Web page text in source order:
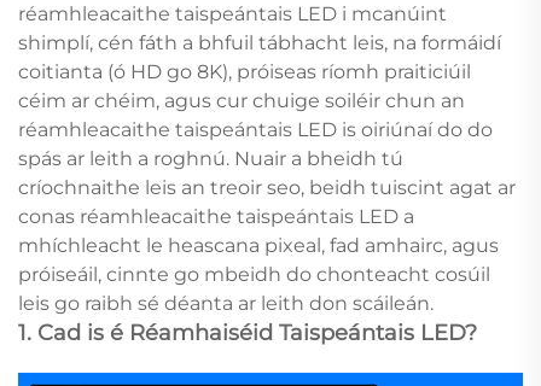
réamhleacaithe taispeántais LED i mcanúint
shimplí, cén fáth a bhfuil tábhacht leis, na formáidí
coitianta (ó HD go 8K), próiseas ríomh praiticiúil
céim ar chéim, agus cur chuige soiléir chun an
réamhleacaithe taispeántais LED is oiriúnaí do do
spás ar leith a roghnú. Nuair a bheidh tú
críochnaithe leis an treoir seo, beidh tuiscint agat ar
conas réamhleacaithe taispeántais LED a
mhíchleacht le heascana pixeal, fad amhairc, agus
próiseáil, cinnte go mbeidh do chonteacht cosúil
leis go raibh sé déanta ar leith don scáileán.
1. Cad is é Réamhaiséid Taispeántais LED?